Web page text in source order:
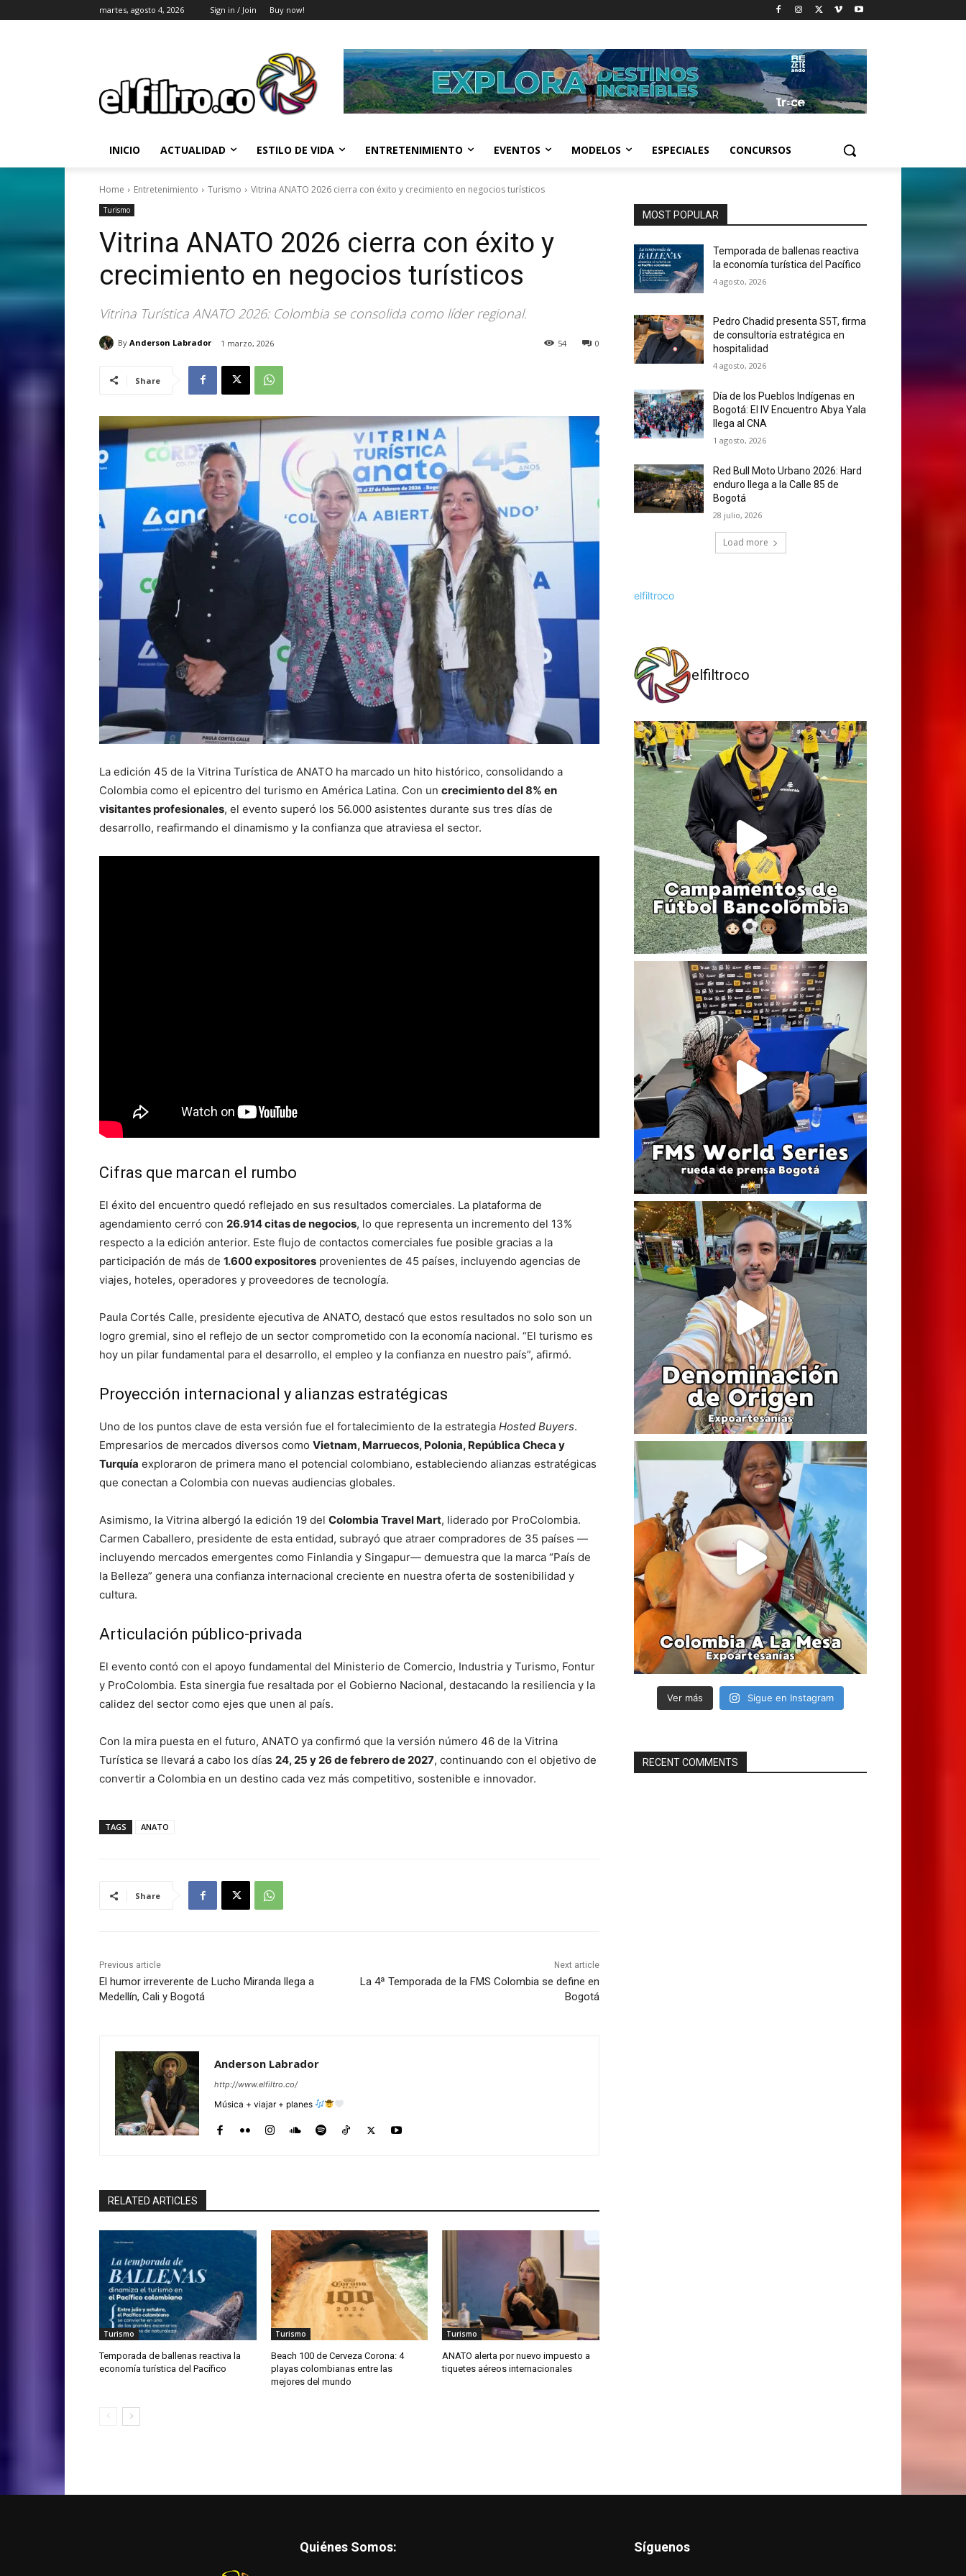
martes, agosto 4, 2026 Sign in / Join Buy now!
INICIO ACTUALIDAD ESTILO DE VIDA ENTRETENIMIENTO EVENTOS MODELOS ESPECIALES CONCURSOS
Home Entretenimiento Turismo Vitrina ANATO 2026 cierra con éxito y crecimiento en negocios turísticos
Turismo
Vitrina ANATO 2026 cierra con éxito y
crecimiento en negocios turísticos
Vitrina Turística ANATO 2026: Colombia se consolida como líder regional.
By Anderson Labrador 1 marzo, 2026 0
54
Share
La edición 45 de la Vitrina Turística de ANATO ha marcado un hito histórico, consolidando a
Colombia como el epicentro del turismo en América Latina. Con un crecimiento del 8% en
visitantes profesionales, el evento superó los 56.000 asistentes durante sus tres días de
desarrollo, reafirmando el dinamismo y la confianza que atraviesa el sector.
Cifras que marcan el rumbo
El éxito del encuentro quedó reflejado en sus resultados comerciales. La plataforma de
agendamiento cerró con 26.914 citas de negocios, lo que representa un incremento del 13%
respecto a la edición anterior. Este flujo de contactos comerciales fue posible gracias a la
participación de más de 1.600 expositores provenientes de 45 países, incluyendo agencias de
viajes, hoteles, operadores y proveedores de tecnología.
Paula Cortés Calle, presidente ejecutiva de ANATO, destacó que estos resultados no solo son un
logro gremial, sino el reflejo de un sector comprometido con la economía nacional. “El turismo es
hoy un pilar fundamental para el desarrollo, el empleo y la confianza en nuestro país”, afirmó.
Proyección internacional y alianzas estratégicas
Uno de los puntos clave de esta versión fue el fortalecimiento de la estrategia Hosted Buyers.
Empresarios de mercados diversos como Vietnam, Marruecos, Polonia, República Checa y
Turquía exploraron de primera mano el potencial colombiano, estableciendo alianzas estratégicas
que conectan a Colombia con nuevas audiencias globales.
Asimismo, la Vitrina albergó la edición 19 del Colombia Travel Mart, liderado por ProColombia.
Carmen Caballero, presidente de esta entidad, subrayó que atraer compradores de 35 países —
incluyendo mercados emergentes como Finlandia y Singapur— demuestra que la marca “País de
la Belleza” genera una confianza internacional creciente en nuestra oferta de sostenibilidad y
cultura.
Articulación público-privada
El evento contó con el apoyo fundamental del Ministerio de Comercio, Industria y Turismo, Fontur
y ProColombia. Esta sinergia fue resaltada por el Gobierno Nacional, destacando la resiliencia y la
calidez del sector como ejes que unen al país.
Con la mira puesta en el futuro, ANATO ya confirmó que la versión número 46 de la Vitrina
Turística se llevará a cabo los días 24, 25 y 26 de febrero de 2027, continuando con el objetivo de
convertir a Colombia en un destino cada vez más competitivo, sostenible e innovador.
TAGS ANATO
Share
Previous article
El humor irreverente de Lucho Miranda llega a
Medellín, Cali y Bogotá
Next article
La 4ª Temporada de la FMS Colombia se define en
Bogotá
Anderson Labrador
http://www.elfiltro.co/
Música + viajar + planes
RELATED ARTICLES
Turismo
Temporada de ballenas reactiva la
economía turística del Pacífico
Turismo
Beach 100 de Cerveza Corona: 4
playas colombianas entre las
mejores del mundo
Turismo
ANATO alerta por nuevo impuesto a
tiquetes aéreos internacionales
MOST POPULAR
Temporada de ballenas reactiva
la economía turística del Pacífico
4 agosto, 2026
Pedro Chadid presenta S5T, firma
de consultoría estratégica en
hospitalidad
4 agosto, 2026
Día de los Pueblos Indígenas en
Bogotá: El IV Encuentro Abya Yala
llega al CNA
1 agosto, 2026
Red Bull Moto Urbano 2026: Hard
enduro llega a la Calle 85 de
Bogotá
28 julio, 2026
Load more
elfiltroco
elfiltroco
Ver más Sigue en Instagram
RECENT COMMENTS
Quiénes Somos: Síguenos